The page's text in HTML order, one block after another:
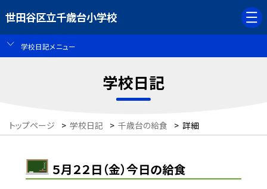
世田谷区立千歳台小学校
学校日記メニュー
学校日記
トップページ > 学校日記 > 千歳台の給食 > 詳細
５月２２日（金）今日の給食